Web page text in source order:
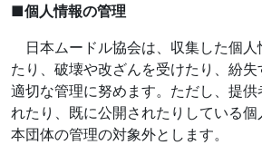
■個人情報の管理
日本ムードル協会は、収集した個人
たり、破壊や改ざんを受けたり、紛失
適切な管理に努めます。ただし、提
れたり、既に公開されたりしている個
本団体の管理の対象外とします。